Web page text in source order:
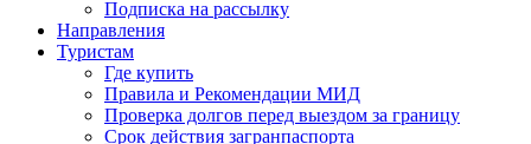
Подписка на рассылку
Направления
Туристам
Где купить
Правила и Рекомендации МИД
Проверка долгов перед выездом за границу
Срок действия загранпаспорта